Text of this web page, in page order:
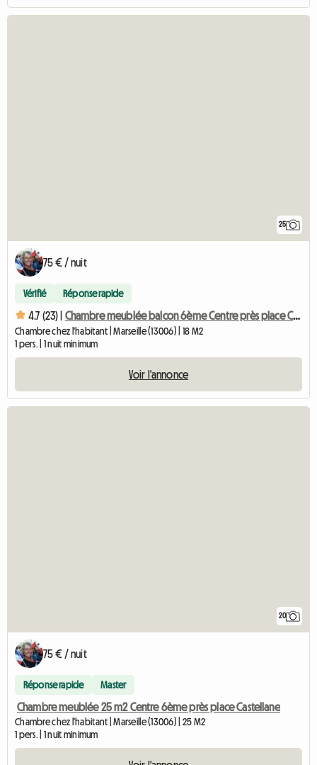
25
75 € / nuit
Vérifié Réponse rapide
4.7 (23) | Chambre meublée balcon 6ème Centre près place Castellane
Chambre chez l'habitant | Marseille (13006) | 18 M2
1 pers. | 1 nuit minimum
Voir l'annonce
20
75 € / nuit
Réponse rapide Master
Chambre meublée 25 m2 Centre 6ème près place Castellane
Chambre chez l'habitant | Marseille (13006) | 25 M2
1 pers. | 1 nuit minimum